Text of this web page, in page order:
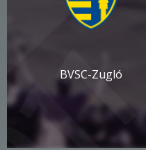
BVSC-Zugló